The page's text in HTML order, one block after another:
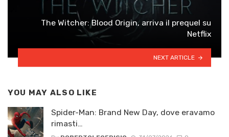
The Witcher: Blood Origin, arriva il prequel su
Netflix
NEXT ARTICLE
YOU MAY ALSO LIKE
Spider-Man: Brand New Day, dove eravamo
rimasti…